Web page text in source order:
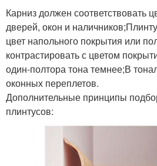
Карниз должен соответствовать
дверей, окон и
цвет напольного покрытия или
контрастировать с цветом
один-полтора тона темнее;В
оконных переплетов.
Дополнительные принципы
плинтусов: